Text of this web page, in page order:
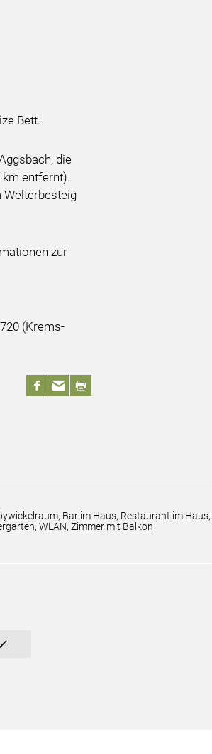
Bett.
die
km entfernt).
Welterbesteig
zur
(Krems-
Bar im Haus, Restaurant im
WLAN, Zimmer mit Balkon